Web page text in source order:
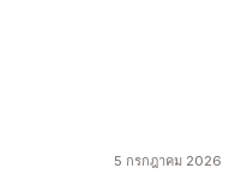
5 กรกฎาคม 2026